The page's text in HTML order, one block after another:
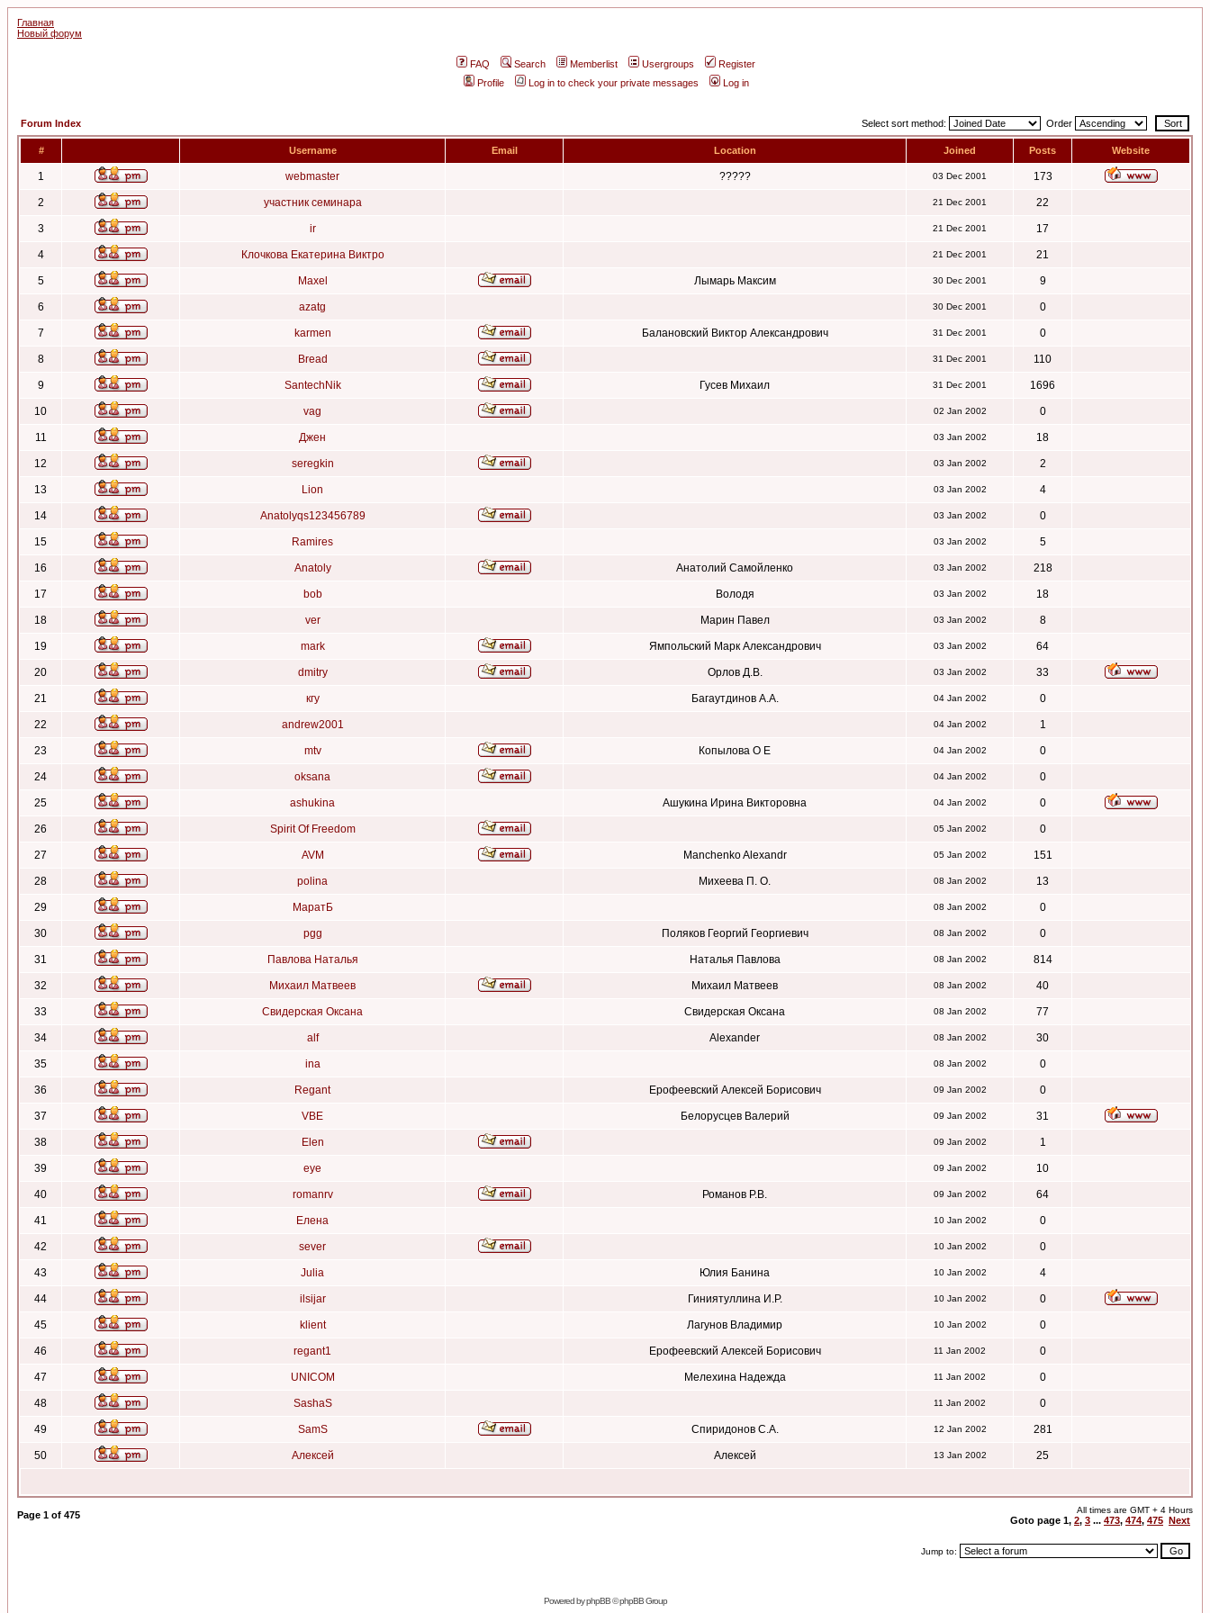
Главная
Новый форум
FAQ Search Memberlist Usergroups
Register
Profile
Log in to check your private messages Log in
Forum Index Select sort method: Order
# Username Email Location Joined Posts Website
1 webmaster ????? 03 Dec 2001 173
2 участник семинара 21 Dec 2001 22
3 ir 21 Dec 2001 17
4 Клочкова Екатерина Виктро 21 Dec 2001 21
5 Maxel Лымарь Максим 30 Dec 2001 9
6 azatg 30 Dec 2001 0
7 karmen Балановский Виктор Александрович 31 Dec 2001 0
8 Bread 31 Dec 2001 110
9 SantechNik Гусев Михаил 31 Dec 2001 1696
10 vag 02 Jan 2002 0
11 Джен 03 Jan 2002 18
12 seregkin 03 Jan 2002 2
13 Lion 03 Jan 2002 4
14 Anatolyqs123456789 03 Jan 2002 0
15 Ramires 03 Jan 2002 5
16 Anatoly Анатолий Самойленко 03 Jan 2002 218
17 bob Володя 03 Jan 2002 18
18 ver Марин Павел 03 Jan 2002 8
19 mark Ямпольский Марк Александрович 03 Jan 2002 64
20 dmitry Орлов Д.В. 03 Jan 2002 33
21 кгу Багаутдинов А.А. 04 Jan 2002 0
22 andrew2001 04 Jan 2002 1
23 mtv Копылова О Е 04 Jan 2002 0
24 oksana 04 Jan 2002 0
25 ashukina Ашукина Ирина Викторовна 04 Jan 2002 0
26 Spirit Of Freedom 05 Jan 2002 0
27 AVM Manchenko Alexandr 05 Jan 2002 151
28 polina Михеева П. О. 08 Jan 2002 13
29 МаратБ 08 Jan 2002 0
30 pgg Поляков Георгий Георгиевич 08 Jan 2002 0
31 Павлова Наталья Наталья Павлова 08 Jan 2002 814
32 Михаил Матвеев Михаил Матвеев 08 Jan 2002 40
33 Свидерская Оксана Свидерская Оксана 08 Jan 2002 77
34 alf Alexander 08 Jan 2002 30
35 ina 08 Jan 2002 0
36 Regant Ерофеевский Алексей Борисович 09 Jan 2002 0
37 VBE Белорусцев Валерий 09 Jan 2002 31
38 Elen 09 Jan 2002 1
39 eye 09 Jan 2002 10
40 romanrv Романов Р.В. 09 Jan 2002 64
41 Елена 10 Jan 2002 0
42 sever 10 Jan 2002 0
43 Julia Юлия Банина 10 Jan 2002 4
44 ilsijar Гиниятуллина И.Р. 10 Jan 2002 0
45 klient Лагунов Владимир 10 Jan 2002 0
46 regant1 Ерофеевский Алексей Борисович 11 Jan 2002 0
47 UNICOM Мелехина Надежда 11 Jan 2002 0
48 SashaS 11 Jan 2002 0
49 SamS Спиридонов С.А. 12 Jan 2002 281
50 Алексей Алексей 13 Jan 2002 25
Page 1 of 475 All times are GMT + 4 Hours
Goto page 1, 2, 3 ... 473, 474, 475 Next
Jump to:
Powered byphpBB© phpBB Group